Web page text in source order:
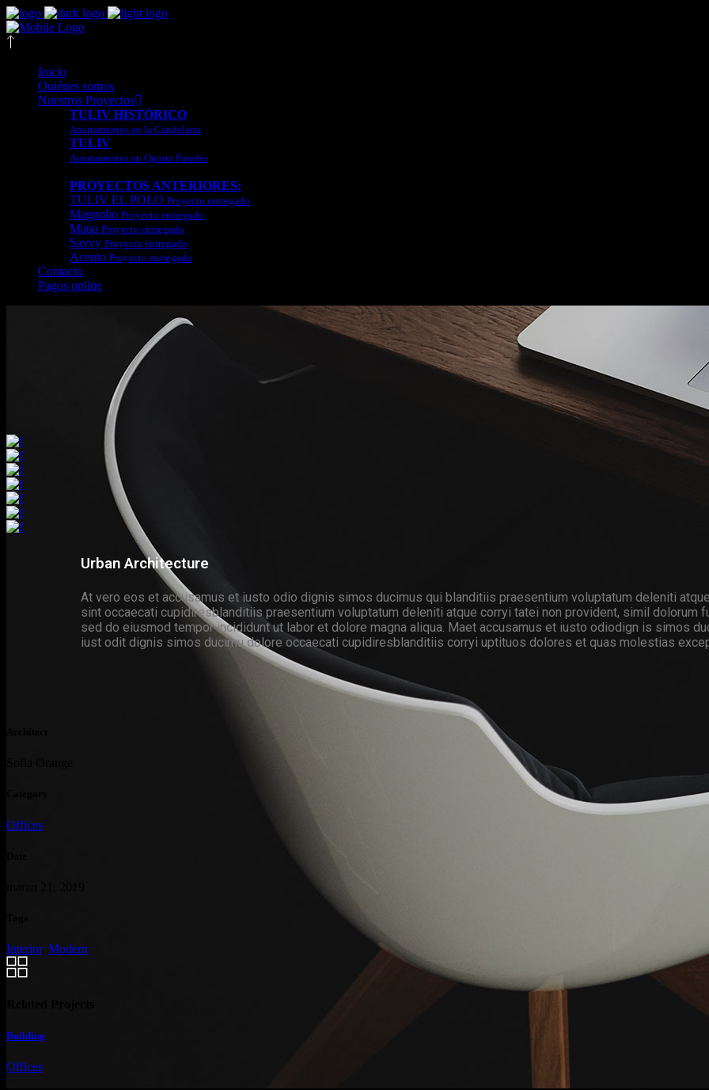
Inicio
Quiénes somos
Nuestros Proyectos
TULIV HISTÓRICO
Apartamentos en la Candelaria
TULIV
Apartamentos en Quinta Paredes
PROYECTOS ANTERIORES:
TULIV EL POLO Proyecto entregado
Magnolio Proyecto entregado
Maua Proyecto entregado
Savvy Proyecto entregado
Acento Proyecto entregado
Contacto
Pagos online
Urban Architecture
At vero eos et accusamus et iusto odio dignis simos ducimus qui blanditiis praesentium voluptatum deleniti
sint occaecati cupidiresblanditiis praesentium voluptatum deleniti atque corryi tatei non provident, simil dolorum
sed do eiusmod tempor incididunt ut labor et dolore magna aliqua. Maet accusamus et iusto odiodign is simos
iust odit dignis simos ducimu dolore occaecati cupidiresblanditiis corryi uptituos dolores et quas molestias
Offices
Interior, Modern
Building
Offices